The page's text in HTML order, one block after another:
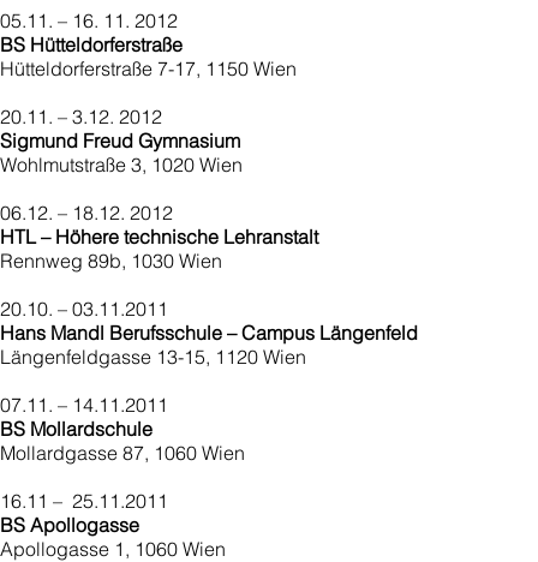
05.11. – 16. 11. 2012
BS Hütteldorferstraße
Hütteldorferstraße 7-17, 1150 Wien
20.11. – 3.12. 2012
Sigmund Freud Gymnasium
Wohlmutstraße 3, 1020 Wien
06.12. – 18.12. 2012
HTL – Höhere technische Lehranstalt
Rennweg 89b, 1030 Wien
20.10. – 03.11.2011
Hans Mandl Berufsschule – Campus Längenfeld
Längenfeldgasse 13-15, 1120 Wien
07.11. – 14.11.2011
BS Mollardschule
Mollardgasse 87, 1060 Wien
16.11 – 25.11.2011
BS Apollogasse
Apollogasse 1, 1060 Wien